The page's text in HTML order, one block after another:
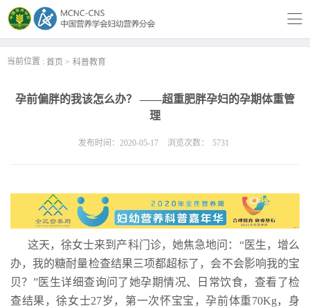
当前位置 : 首页 科普教育
孕前偏胖的我该怎么办？ ——超重肥胖孕妇的孕期体重管
理
发布时间：2020-05-17 浏览次数： 5731
这天，徐女士来到产科门诊，她焦急地问：“医生，增么
办，我的糖耐量检查结果三项都超标了，会不会影响我的宝
贝？”医生详细查询问了她孕期情况、日常饮食，查看了检
查结果，徐女士27岁，第一次怀宝宝，孕前体重70Kg，身